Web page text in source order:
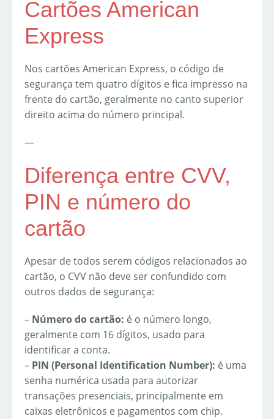
Cartões American
Express
Nos cartões American Express, o código de
segurança tem quatro dígitos e fica impresso na
frente do cartão, geralmente no canto superior
direito acima do número principal.
—
Diferença entre CVV,
PIN e número do
cartão
Apesar de todos serem códigos relacionados ao
cartão, o CVV não deve ser confundido com
outros dados de segurança:
– Número do cartão: é o número longo,
geralmente com 16 dígitos, usado para
identificar a conta.
– PIN (Personal Identification Number): é uma
senha numérica usada para autorizar
transações presenciais, principalmente em
caixas eletrônicos e pagamentos com chip.